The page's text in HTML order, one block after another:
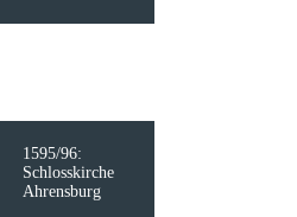
1595/96:
Schlosskirche
Ahrensburg